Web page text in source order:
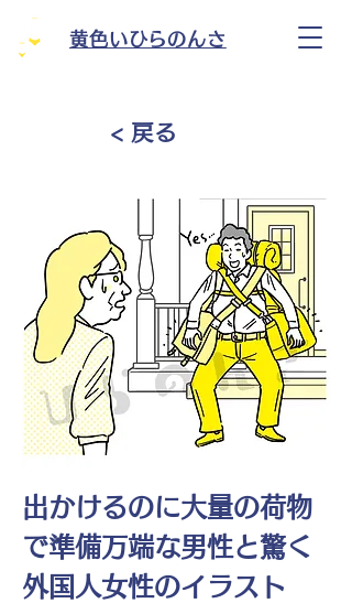
黄色いひらのんさ
< 戻る
出かけるのに大量の荷物
で準備万端な男性と驚く
外国人女性のイラスト